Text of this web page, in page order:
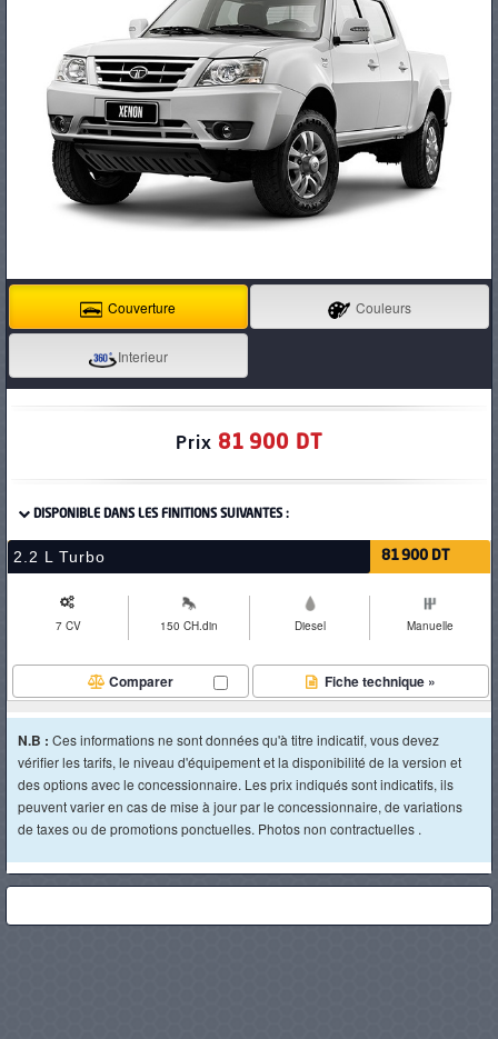
Couverture Couleurs
Interieur
Prix 81 900 DT
DISPONIBLE DANS LES FINITIONS SUIVANTES :
2.2 L Turbo 81 900 DT
7 CV 150 CH.din Diesel Manuelle
Fiche technique »
Comparer
N.B : Ces informations ne sont données qu'à titre indicatif, vous devez
vérifier les tarifs, le niveau d'équipement et la disponibilité de la version et
des options avec le concessionnaire. Les prix indiqués sont indicatifs, ils
peuvent varier en cas de mise à jour par le concessionnaire, de variations
de taxes ou de promotions ponctuelles. Photos non contractuelles .
PNEUS